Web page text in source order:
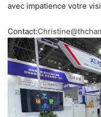
avec impatience votre
Contact: